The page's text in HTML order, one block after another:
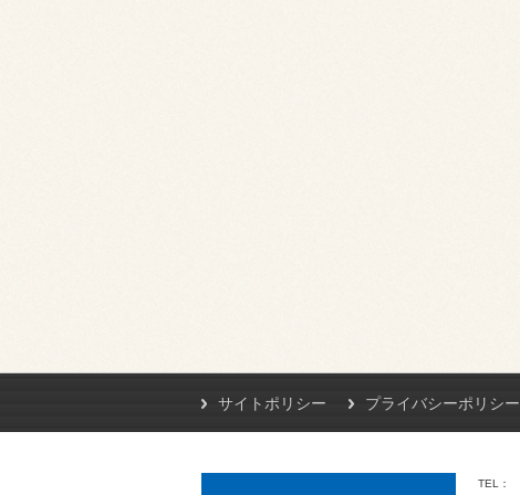
サイトポリシー プライバシーポリシー
TEL